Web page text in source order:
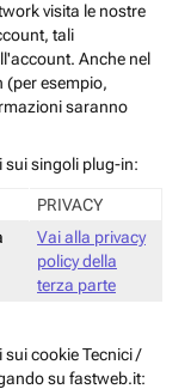
visita le nostre
tali
Anche nel
(per esempio,
saranno
sui singoli plug-in:
PRIVACY
Vai alla privacy
policy della
terza parte
cookie Tecnici /
su fastweb.it: